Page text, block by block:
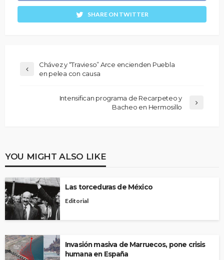
SHARE ON TWITTER
Chávez y “Travieso” Arce encienden Puebla
en pelea con causa
Intensifican programa de Recarpeteo y
Bacheo en Hermosillo
YOU MIGHT ALSO LIKE
Las torceduras de México
Editorial
Invasión masiva de Marruecos, pone crisis
humana en España